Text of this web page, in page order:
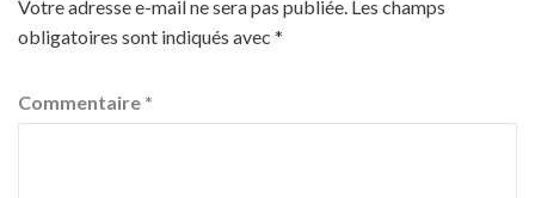
Votre adresse e-mail ne sera pas publiée. Les champs
obligatoires sont indiqués avec *
Commentaire *